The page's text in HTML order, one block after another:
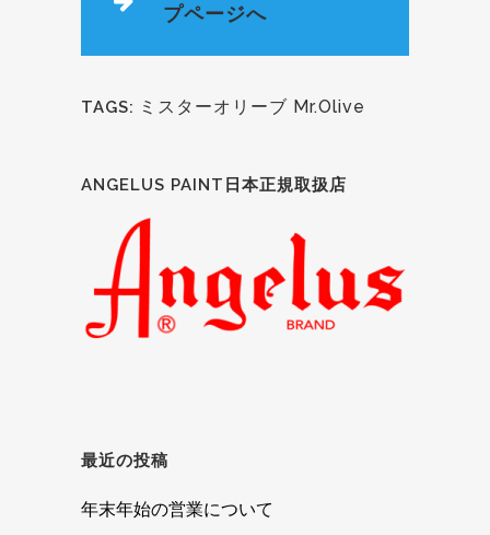
プページへ
TAGS: ミスターオリーブ Mr.Olive
ANGELUS PAINT日本正規取扱店
最近の投稿
年末年始の営業について